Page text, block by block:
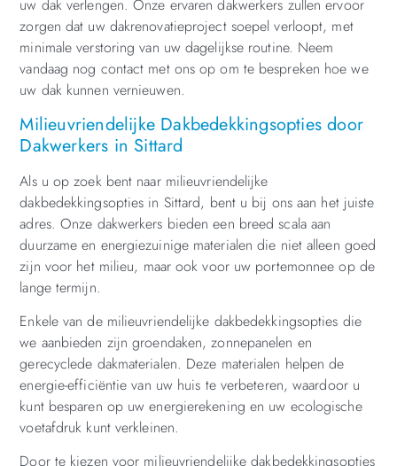
uw dak verlengen. Onze ervaren dakwerkers zullen ervoor
zorgen dat uw dakrenovatieproject soepel verloopt, met
minimale verstoring van uw dagelijkse routine. Neem
vandaag nog contact met ons op om te bespreken hoe we
uw dak kunnen vernieuwen.
Milieuvriendelijke Dakbedekkingsopties door
Dakwerkers in Sittard
Als u op zoek bent naar milieuvriendelijke
dakbedekkingsopties in Sittard, bent u bij ons aan het juiste
adres. Onze dakwerkers bieden een breed scala aan
duurzame en energiezuinige materialen die niet alleen goed
zijn voor het milieu, maar ook voor uw portemonnee op de
lange termijn.
Enkele van de milieuvriendelijke dakbedekkingsopties die
we aanbieden zijn groendaken, zonnepanelen en
gerecyclede dakmaterialen. Deze materialen helpen de
energie-efficiëntie van uw huis te verbeteren, waardoor u
kunt besparen op uw energierekening en uw ecologische
voetafdruk kunt verkleinen.
Door te kiezen voor milieuvriendelijke dakbedekkingsopties